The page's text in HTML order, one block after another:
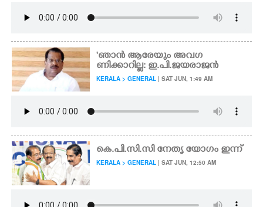
'ഞാൻ ആരേയും അവഗ
ണിക്കാറില്ല: ഇ.പി.ജയരാജൻ
KERALA > GENERAL | SAT JUN, 1:49 AM
കെ.പി.സി.സി നേതൃ യോഗം ഇന്ന്
KERALA > GENERAL | SAT JUN, 12:50 AM